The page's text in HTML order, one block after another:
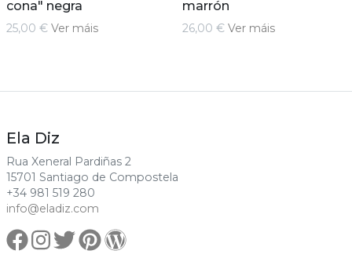
cona" negra
25,00 € Ver máis
marrón
26,00 € Ver máis
Ela Diz
Rua Xeneral Pardiñas 2
15701 Santiago de Compostela
+34 981 519 280
info@eladiz.com